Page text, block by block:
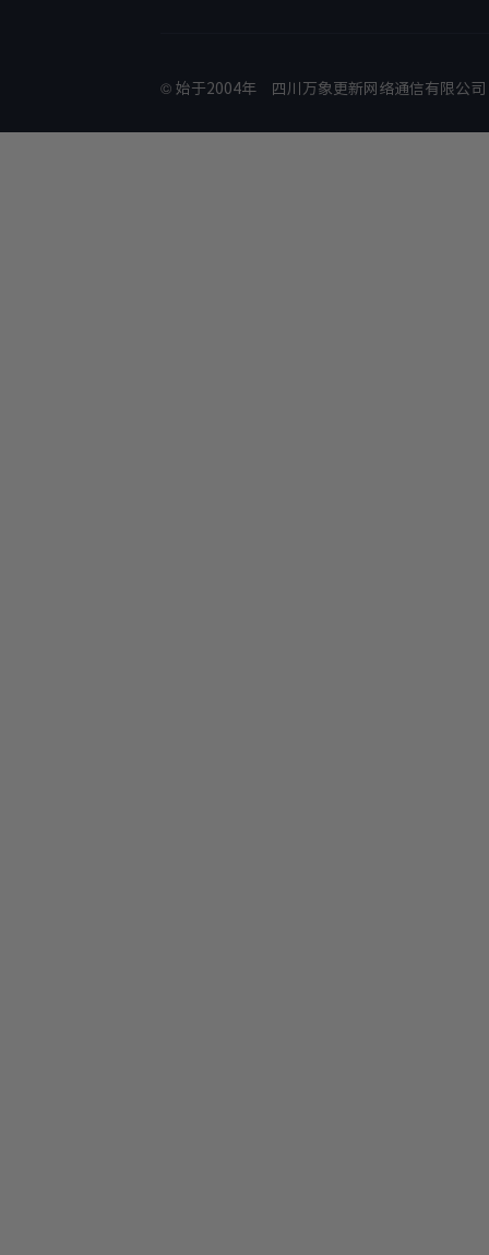
© 始于2004年 四川万象更新网络通信有限公司